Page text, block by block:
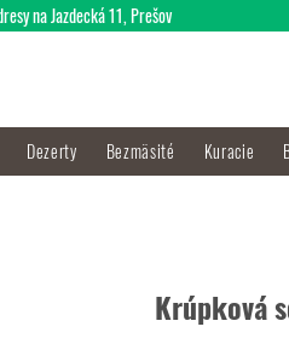
Krúpková
Dezerty Bezmäsité Kuracie
na Jazdecká 11, Prešov